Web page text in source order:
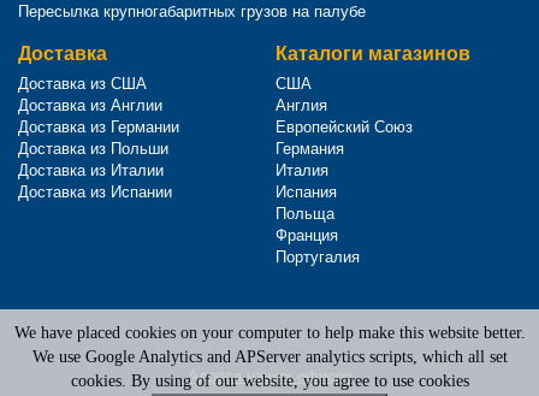
Пересылка крупногабаритных грузов на палубе
Доставка
Доставка из США
Доставка из Англии
Доставка из Германии
Доставка из Польши
Доставка из Италии
Доставка из Испании
Каталоги магазинов
США
Англия
Европейский Союз
Германия
Италия
Испания
Польща
Франция
Португалия
Terms of Service
Privacy Policy
Адреса наших офисов
We have placed cookies on your computer to help make this website better.
We use Google Analytics and APServer analytics scripts, which all set
cookies. By using of our website, you agree to use cookies